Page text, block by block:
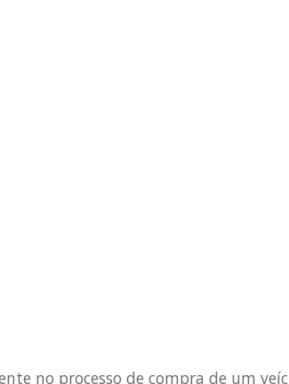
no processo de compra de um